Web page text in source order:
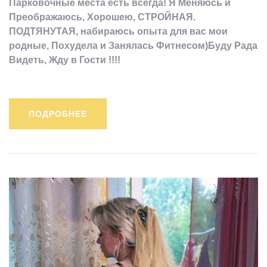
Парковочные места есть всегда! Я Меняюсь и
Преображаюсь, Хорошею, СТРОЙНАЯ.
ПОДТЯНУТАЯ, набираюсь опыта для вас мои
родные, Похудела и Занялась Фитнесом)Буду Рада
Видеть, Жду в Гости !!!!
ПОДРОБНЕЕ